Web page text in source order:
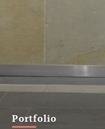
Portfolio